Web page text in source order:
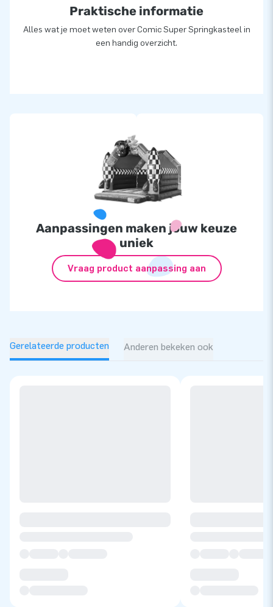
Praktische informatie
Alles wat je moet weten over Comic Super Springkasteel in
een handig overzicht.
Aanpassingen maken jouw keuze
uniek
Vraag product aanpassing aan
Gerelateerde producten Anderen bekeken ook